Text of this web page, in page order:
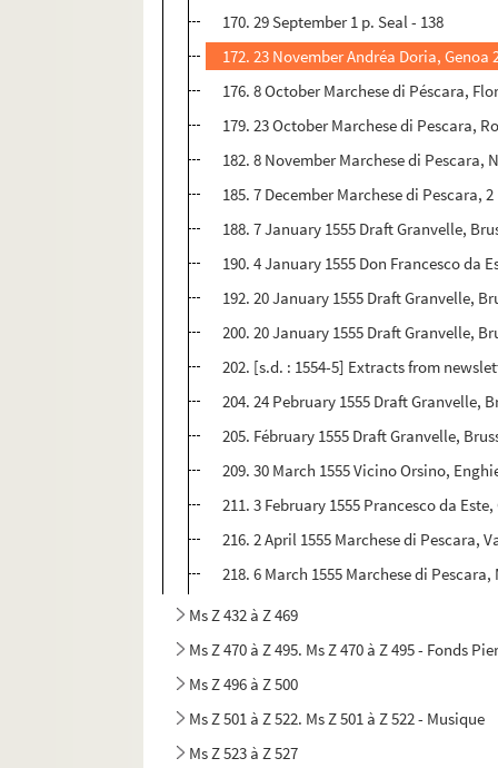
170. 29 September 1 p. Seal - 138
172. 23 November Andréa Doria, Genoa
176. 8 October Marchese di Péscara,
179. 23 October Marchese di Pescara,
182. 8 November Marchese di Pescara,
185. 7 December Marchese di Pescara,
188. 7 January 1555 Draft Granvelle,
190. 4 January 1555 Don Francesco da
192. 20 January 1555 Draft Granvelle,
200. 20 January 1555 Draft Granvelle,
202. [s.d. : 1554-5] Extracts from
204. 24 Pebruary 1555 Draft Granvelle,
205. Fébruary 1555 Draft Granvelle,
209. 30 March 1555 Vicino Orsino,
211. 3 February 1555 Prancesco da
216. 2 April 1555 Marchese di Pescara,
218. 6 March 1555 Marchese di
Ms Z 432 à Z 469
Ms Z 470 à Z 495. Ms Z 470 à Z 495 - Fonds
Ms Z 496 à Z 500
Ms Z 501 à Z 522. Ms Z 501 à Z 522 - Musique
Ms Z 523 à Z 527